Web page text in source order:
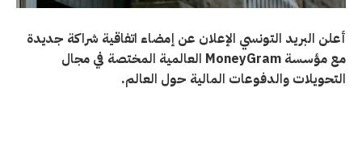
أعلن البريد التونسي الإعلان عن إمضاء اتفاقية شراكة جديدة
مع مؤسسة MoneyGram العالمية المختصة في مجال
التحويلات والدفوعات المالية حول العالم.